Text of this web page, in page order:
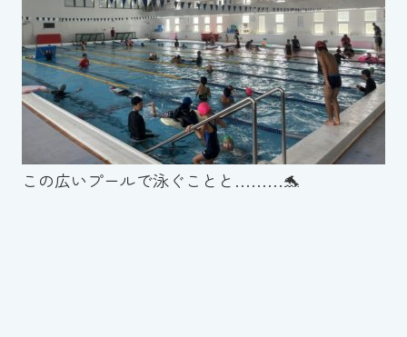
この広いプールで泳ぐことと………🐬